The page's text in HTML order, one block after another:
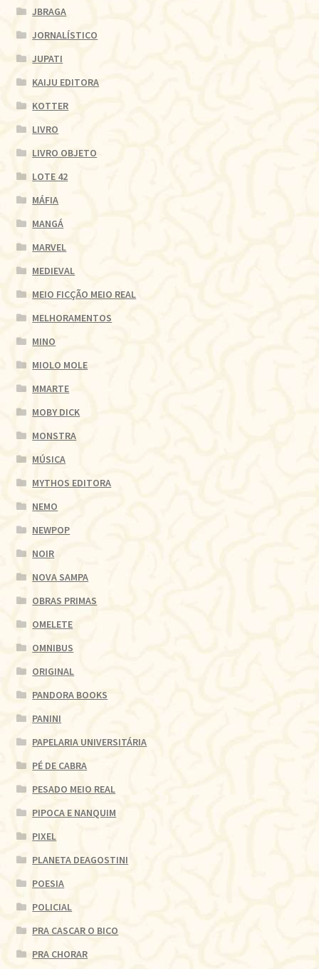
JBRAGA
JORNALÍSTICO
JUPATI
KAIJU EDITORA
KOTTER
LIVRO
LIVRO OBJETO
LOTE 42
MÁFIA
MANGÁ
MARVEL
MEDIEVAL
MEIO FICÇÃO MEIO REAL
MELHORAMENTOS
MINO
MIOLO MOLE
MMARTE
MOBY DICK
MONSTRA
MÚSICA
MYTHOS EDITORA
NEMO
NEWPOP
NOIR
NOVA SAMPA
OBRAS PRIMAS
OMELETE
OMNIBUS
ORIGINAL
PANDORA BOOKS
PANINI
PAPELARIA UNIVERSITÁRIA
PÉ DE CABRA
PESADO MEIO REAL
PIPOCA E NANQUIM
PIXEL
PLANETA DEAGOSTINI
POESIA
POLICIAL
PRA CASCAR O BICO
PRA CHORAR